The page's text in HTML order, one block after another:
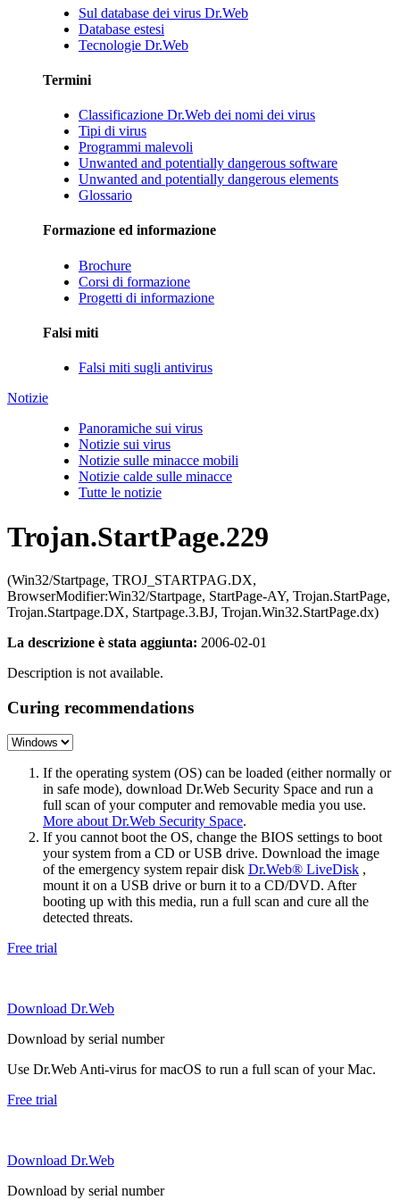
Sul database dei virus Dr.Web
Database estesi
Tecnologie Dr.Web
Termini
Classificazione Dr.Web dei nomi dei virus
Tipi di virus
Programmi malevoli
Unwanted and potentially dangerous software
Unwanted and potentially dangerous elements
Glossario
Formazione ed informazione
Brochure
Corsi di formazione
Progetti di informazione
Falsi miti
Falsi miti sugli antivirus
Notizie
Panoramiche sui virus
Notizie sui virus
Notizie sulle minacce mobili
Notizie calde sulle minacce
Tutte le notizie
Trojan.StartPage.229
(Win32/Startpage, TROJ_STARTPAG.DX,
BrowserModifier:Win32/Startpage, StartPage-AY, Trojan.StartPage,
Trojan.Startpage.DX, Startpage.3.BJ, Trojan.Win32.StartPage.dx)
La descrizione è stata aggiunta: 2006-02-01
Description is not available.
Curing recommendations
If the operating system (OS) can be loaded (either normally or
in safe mode), download Dr.Web Security Space and run a
full scan of your computer and removable media you use.
More about Dr.Web Security Space.
If you cannot boot the OS, change the BIOS settings to boot
your system from a CD or USB drive. Download the image
of the emergency system repair disk Dr.Web® LiveDisk ,
mount it on a USB drive or burn it to a CD/DVD. After
booting up with this media, run a full scan and cure all the
detected threats.
Free trial
Download Dr.Web
Download by serial number
Use Dr.Web Anti-virus for macOS to run a full scan of your Mac.
Free trial
Download Dr.Web
Download by serial number